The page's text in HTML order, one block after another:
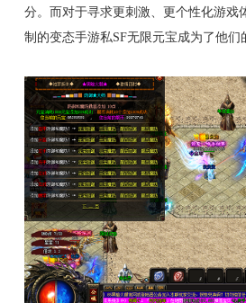
分。而对于寻求更刺激、更个性化游戏
制的变态手游私SF无限元宝成为了他们